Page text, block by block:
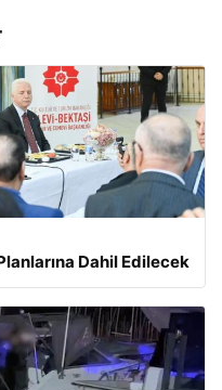
Dahil Edilecek